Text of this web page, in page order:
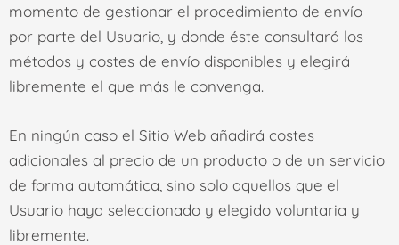
momento de gestionar el procedimiento de envío
por parte del Usuario, y donde éste consultará los
métodos y costes de envío disponibles y elegirá
libremente el que más le convenga.
En ningún caso el Sitio Web añadirá costes
adicionales al precio de un producto o de un servicio
de forma automática, sino solo aquellos que el
Usuario haya seleccionado y elegido voluntaria y
libremente.